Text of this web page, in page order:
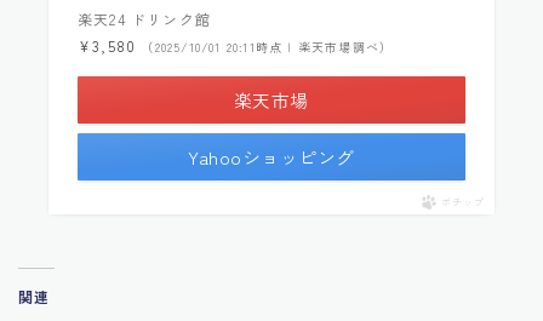
楽天24 ドリンク館
¥3,580
（2025/10/01 20:11時点 | 楽天市場調べ）
楽天市場
Yahooショッピング
ポチップ
関連